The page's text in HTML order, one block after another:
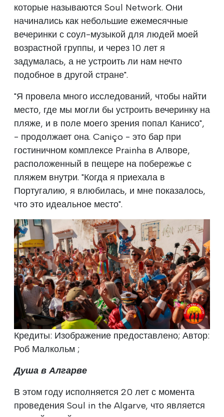
которые называются Soul Network. Они
начинались как небольшие ежемесячные
вечеринки с соул-музыкой для людей моей
возрастной группы, и через 10 лет я
задумалась, а не устроить ли нам нечто
подобное в другой стране".
"Я провела много исследований, чтобы найти
место, где мы могли бы устроить вечеринку на
пляже, и в поле моего зрения попал Канисо",
- продолжает она. Caniço - это бар при
гостиничном комплексе Prainha в Алворе,
расположенный в пещере на побережье с
пляжем внутри. "Когда я приехала в
Португалию, я влюбилась, и мне показалось,
что это идеальное место".
Кредиты: Изображение предоставлено; Автор:
Роб Малкольм ;
Душа в Алгарве
В этом году исполняется 20 лет с момента
проведения Soul in the Algarve, что является